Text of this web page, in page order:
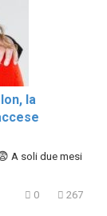
la
A soli due mesi
0 267